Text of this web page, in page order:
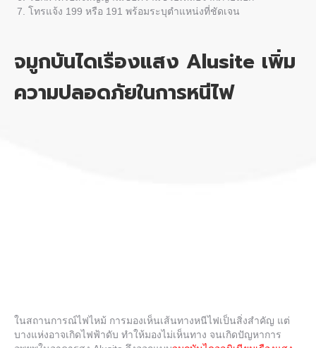
โทรแจ้ง 199 หรือ 191 พร้อมระบุตำแหน่งที่ชัดเจน
จมูกบันไดเรืองแสง Alusite เพิ่ม
ความปลอดภัยในการหนีไฟ
ในสถานการณ์ไฟไหม้ การมองเห็นเส้นทางหนีไฟเป็นสิ่งสำคัญ แต่
บางแห่งอาจเกิดไฟฟ้าดับ ทำให้มองไม่เห็นทาง จนเกิดปัญหาการ